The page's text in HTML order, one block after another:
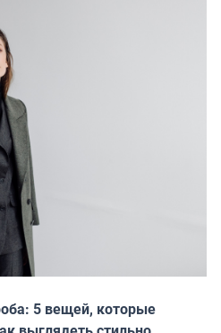
5 вещей, которые